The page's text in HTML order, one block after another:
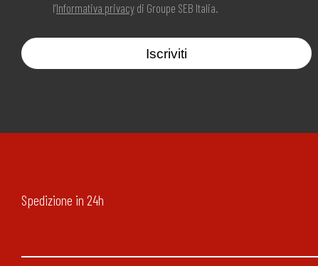
l’Informativa privacy di Groupe SEB Italia.
Iscriviti
Spedizione in 24h